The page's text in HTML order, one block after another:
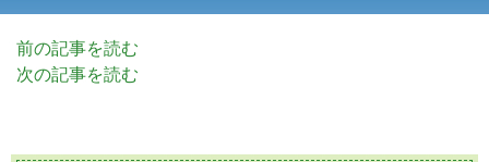
前の記事を読む
次の記事を読む